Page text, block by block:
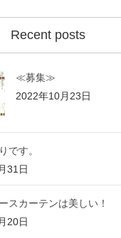
Recent posts
≪募集≫
2022年10月23日
です。
31日
スカーテンは美しい！
20日